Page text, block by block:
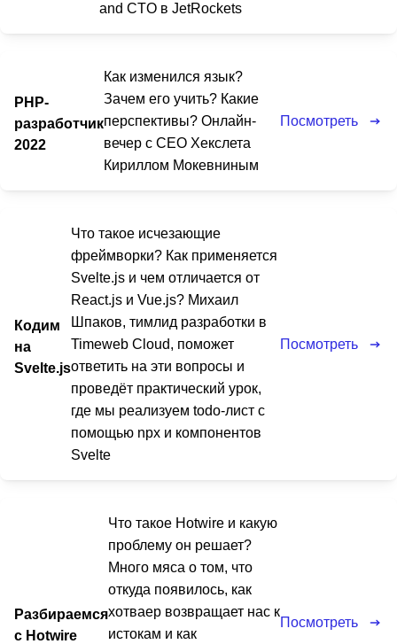
and CTO в JetRockets
PHP-
разработчик
2022
Как изменился язык?
Зачем его учить? Какие
перспективы? Онлайн-
вечер с CEO Хекслета
Кириллом Мокевниным
Посмотреть
Кодим
на
Svelte.js
Что такое исчезающие
фреймворки? Как применяется
Svelte.js и чем отличается от
React.js и Vue.js? Михаил
Шпаков, тимлид разработки в
Timeweb Cloud, поможет
ответить на эти вопросы и
проведёт практический урок,
где мы реализуем todo-лист с
помощью npx и компонентов
Svelte
Посмотреть
Разбираемся
с Hotwire
Что такое Hotwire и какую
проблему он решает?
Много мяса о том, что
откуда появилось, как
хотваер возвращает нас к
истокам и как
Посмотреть